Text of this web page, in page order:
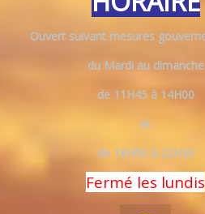
Ouvert suivant mesures
du Mardi au dimanche
de 11H45 à 14H00
et
de 18H00 à 22H30
Fermé les lundis